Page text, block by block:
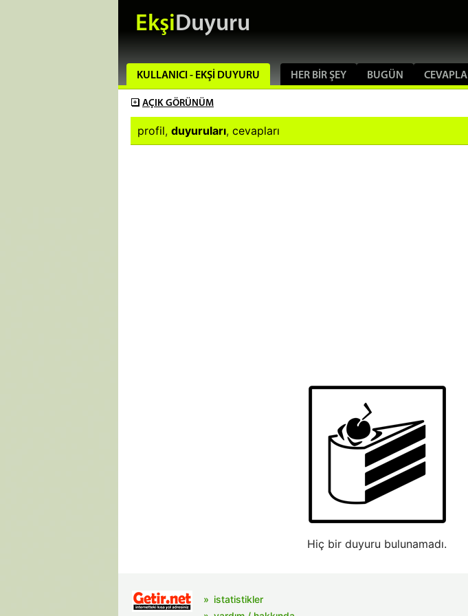
EkşiDuyuru
KULLANICI - EKŞI DUYURU HER BIR ŞEY BUGÜN CEVAPLA
AÇIK GÖRÜNÜM
profil, duyuruları, cevapları
Hiç bir duyuru bulunamadı.
istatistikler